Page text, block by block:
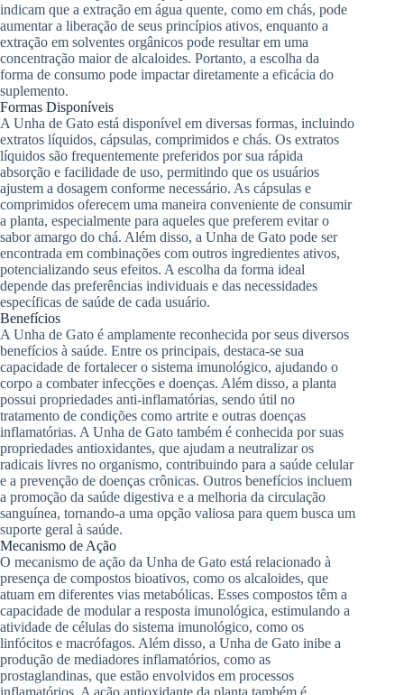
indicam que a extração em água quente, como em chás, pode
aumentar a liberação de seus princípios ativos, enquanto a
extração em solventes orgânicos pode resultar em uma
concentração maior de alcaloides. Portanto, a escolha da
forma de consumo pode impactar diretamente a eficácia do
suplemento.
Formas Disponíveis
A Unha de Gato está disponível em diversas formas, incluindo
extratos líquidos, cápsulas, comprimidos e chás. Os extratos
líquidos são frequentemente preferidos por sua rápida
absorção e facilidade de uso, permitindo que os usuários
ajustem a dosagem conforme necessário. As cápsulas e
comprimidos oferecem uma maneira conveniente de consumir
a planta, especialmente para aqueles que preferem evitar o
sabor amargo do chá. Além disso, a Unha de Gato pode ser
encontrada em combinações com outros ingredientes ativos,
potencializando seus efeitos. A escolha da forma ideal
depende das preferências individuais e das necessidades
específicas de saúde de cada usuário.
Benefícios
A Unha de Gato é amplamente reconhecida por seus diversos
benefícios à saúde. Entre os principais, destaca-se sua
capacidade de fortalecer o sistema imunológico, ajudando o
corpo a combater infecções e doenças. Além disso, a planta
possui propriedades anti-inflamatórias, sendo útil no
tratamento de condições como artrite e outras doenças
inflamatórias. A Unha de Gato também é conhecida por suas
propriedades antioxidantes, que ajudam a neutralizar os
radicais livres no organismo, contribuindo para a saúde celular
e a prevenção de doenças crônicas. Outros benefícios incluem
a promoção da saúde digestiva e a melhoria da circulação
sanguínea, tornando-a uma opção valiosa para quem busca um
suporte geral à saúde.
Mecanismo de Ação
O mecanismo de ação da Unha de Gato está relacionado à
presença de compostos bioativos, como os alcaloides, que
atuam em diferentes vias metabólicas. Esses compostos têm a
capacidade de modular a resposta imunológica, estimulando a
atividade de células do sistema imunológico, como os
linfócitos e macrófagos. Além disso, a Unha de Gato inibe a
produção de mediadores inflamatórios, como as
prostaglandinas, que estão envolvidos em processos